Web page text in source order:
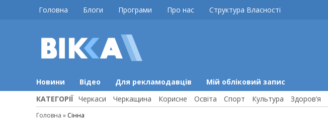
Головна Блоги Програми Про нас Структура Власності
Новини Відео Для рекламодавців Мій обліковий запис
КАТЕГОРІЇ Черкаси Черкащина Корисне Освіта Спорт Культура Здоров’я
Головна » Сінна